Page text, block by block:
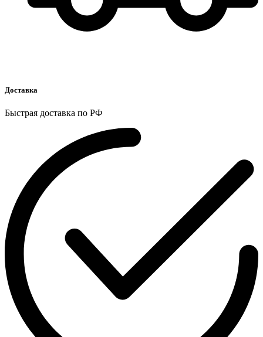
Доставка
Быстрая доставка по РФ